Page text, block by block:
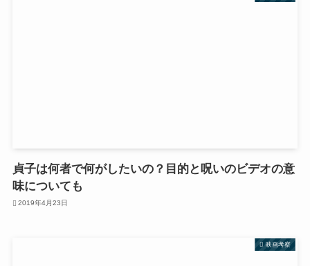
貞子は何者で何がしたいの？目的と呪いのビデオの意
味についても
2019年4月23日
映画考察